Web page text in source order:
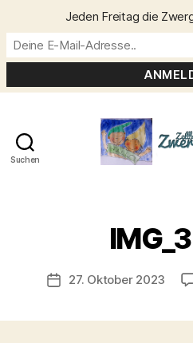
Suchen
Veröffentlichungsdatum
27. Oktober 2023
Jeden Freitag die